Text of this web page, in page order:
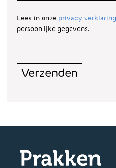
Lees in onze privacy verklaring
persoonlijke gegevens.
Verzenden